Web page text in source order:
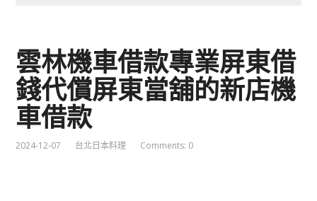
雲林機車借款專業屏東借
錢代償屏東當舖的新店機
車借款
2024-12-07 台北日本料理 Comments: 0